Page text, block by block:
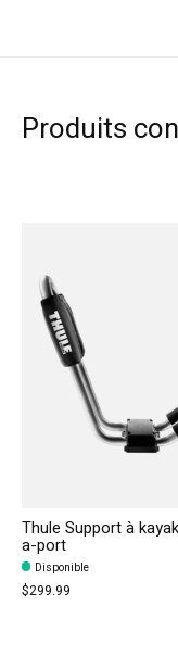
Produits
Thule Support à
a-port
Disponible
$299.99